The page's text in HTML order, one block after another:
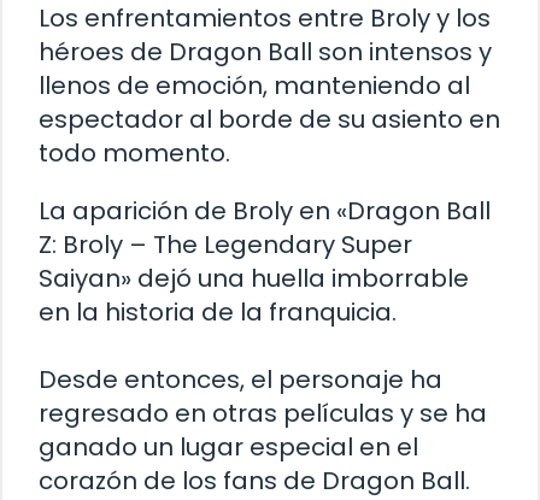
Los enfrentamientos entre Broly y los
héroes de Dragon Ball son intensos y
llenos de emoción, manteniendo al
espectador al borde de su asiento en
todo momento.
La aparición de Broly en «Dragon Ball
Z: Broly – The Legendary Super
Saiyan» dejó una huella imborrable
en la historia de la franquicia.
Desde entonces, el personaje ha
regresado en otras películas y se ha
ganado un lugar especial en el
corazón de los fans de Dragon Ball.